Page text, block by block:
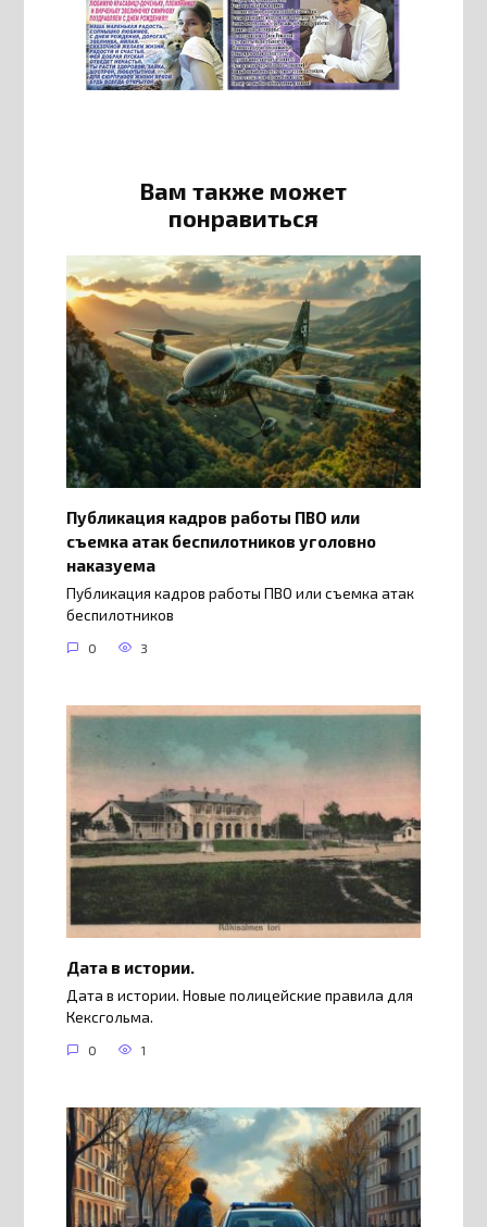
Вам также может
понравиться
Публикация кадров работы ПВО или
съемка атак беспилотников уголовно
наказуема
Публикация кадров работы ПВО или съемка атак
беспилотников
0 3
Дата в истории.
Дата в истории. Новые полицейские правила для
Кексгольма.
0 1